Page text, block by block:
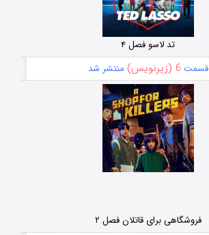
تد لاسو فصل ۴
قسمت 6 (زیرنویس) منتشر شد
فروشگاهی برای قاتلان فصل ۲